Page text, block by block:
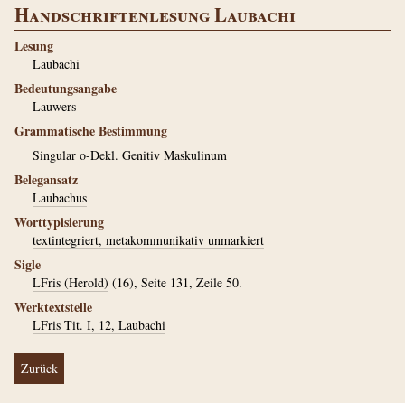
Handschriftenlesung Laubachi
Lesung
Laubachi
Bedeutungsangabe
Lauwers
Grammatische Bestimmung
Singular o-Dekl. Genitiv Maskulinum
Belegansatz
Laubachus
Worttypisierung
textintegriert, metakommunikativ unmarkiert
Sigle
LFris (Herold) (16), Seite 131, Zeile 50.
Werktextstelle
LFris Tit. I, 12, Laubachi
Zurück